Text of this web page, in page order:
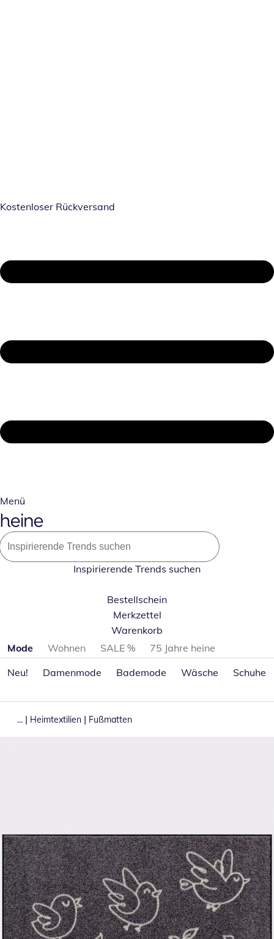
Kostenloser Rückversand
Menü
Inspirierende Trends suchen
Bestellschein
Merkzettel
Warenkorb
Produktkategorien überspringen
Mode Wohnen SALE %
75 Jahre heine
Neu!
Damenmode Bademode Wäsche Schuhe
... | Heimtextilien | Fußmatten